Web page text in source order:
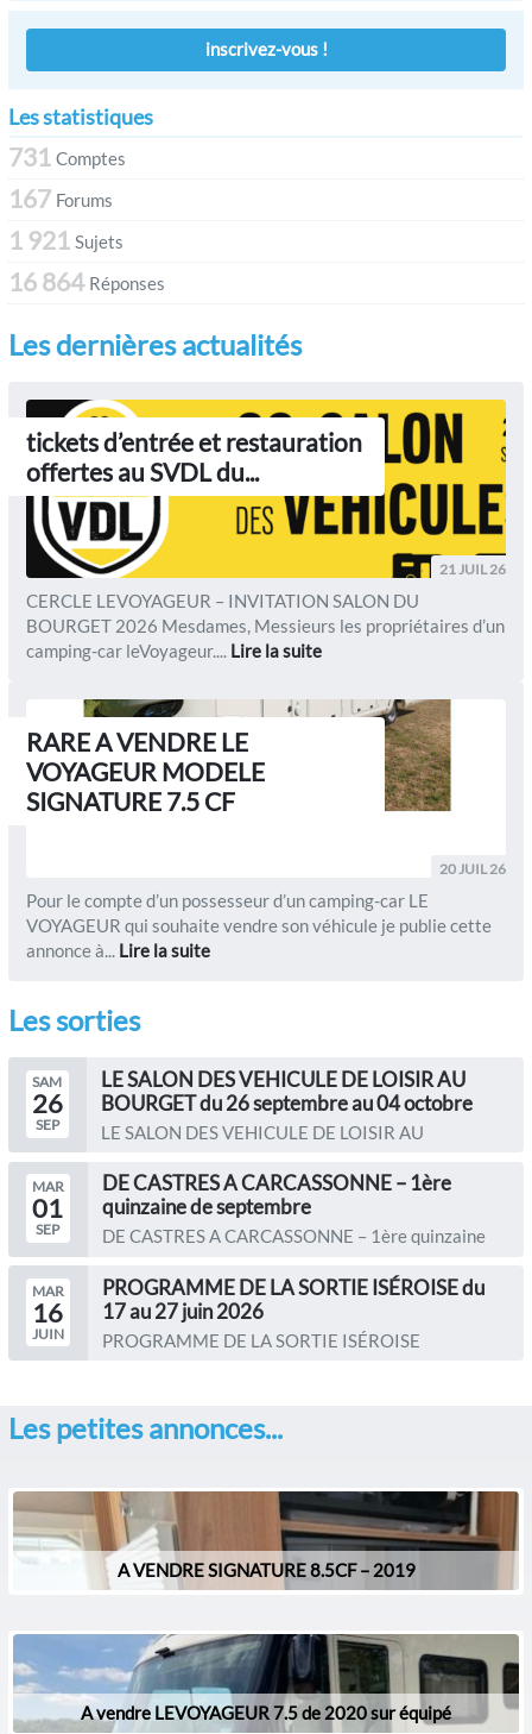
inscrivez-vous !
Les statistiques
731 Comptes
167 Forums
1 921 Sujets
16 864 Réponses
Les dernières actualités
tickets d’entrée et restauration
offertes au SVDL du...
21 JUIL 26
CERCLE LEVOYAGEUR – INVITATION SALON DU
BOURGET 2026 Mesdames, Messieurs les propriétaires d’un
camping-car leVoyageur.... Lire la suite
RARE A VENDRE LE
VOYAGEUR MODELE
SIGNATURE 7.5 CF
20 JUIL 26
Pour le compte d’un possesseur d’un camping-car LE
VOYAGEUR qui souhaite vendre son véhicule je publie cette
annonce à... Lire la suite
Les sorties
SAM
26
SEP
LE SALON DES VEHICULE DE LOISIR AU
BOURGET du 26 septembre au 04 octobre
LE SALON DES VEHICULE DE LOISIR AU
MAR
01
SEP
DE CASTRES A CARCASSONNE – 1ère
quinzaine de septembre
DE CASTRES A CARCASSONNE – 1ère quinzaine
MAR
16
JUIN
PROGRAMME DE LA SORTIE ISÉROISE du
17 au 27 juin 2026
PROGRAMME DE LA SORTIE ISÉROISE
Les petites annonces...
A VENDRE SIGNATURE 8.5CF – 2019
A vendre LEVOYAGEUR 7.5 de 2020 sur équipé